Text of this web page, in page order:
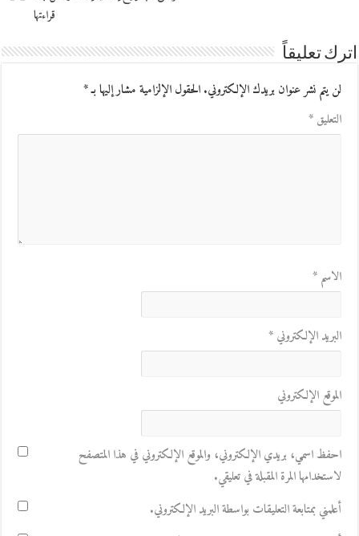
قراءتها
اترك تعليقاً
لن يتم نشر عنوان بريدك الإلكتروني.الحقول الإلزامية مشار إليها بـ*
التعليق*
الاسم*
البريد الإلكتروني*
الموقع الإلكتروني
احفظ اسمي، بريدي الإلكتروني، والموقع الإلكتروني في هذا المتصفح
لاستخدامها المرة المقبلة في تعليقي.
أعلمني بمتابعة التعليقات بواسطة البريد الإلكتروني.